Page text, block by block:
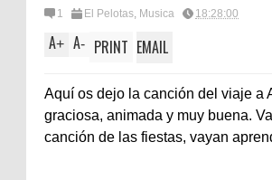
1 El Pelotas, Musica 18:28:00
A+ A- PRINT EMAIL
Aquí os dejo la canción del viaje a
graciosa, animada y muy buena.
canción de las fiestas, vayan